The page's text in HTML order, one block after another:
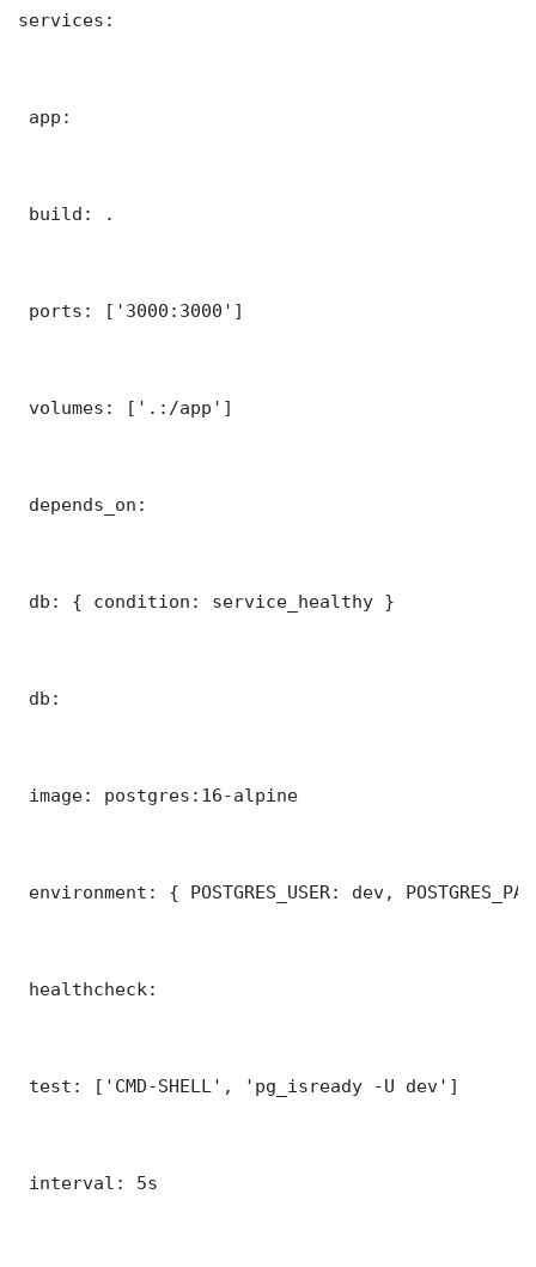
services:
app:
build: .
ports: ['3000:3000']
volumes: ['.:/app']
depends_on:
db: { condition: service_healthy }
db:
image: postgres:16-alpine
environment: { POSTGRES_USER: dev,
healthcheck:
test: ['CMD-SHELL', 'pg_isready -U dev']
interval: 5s